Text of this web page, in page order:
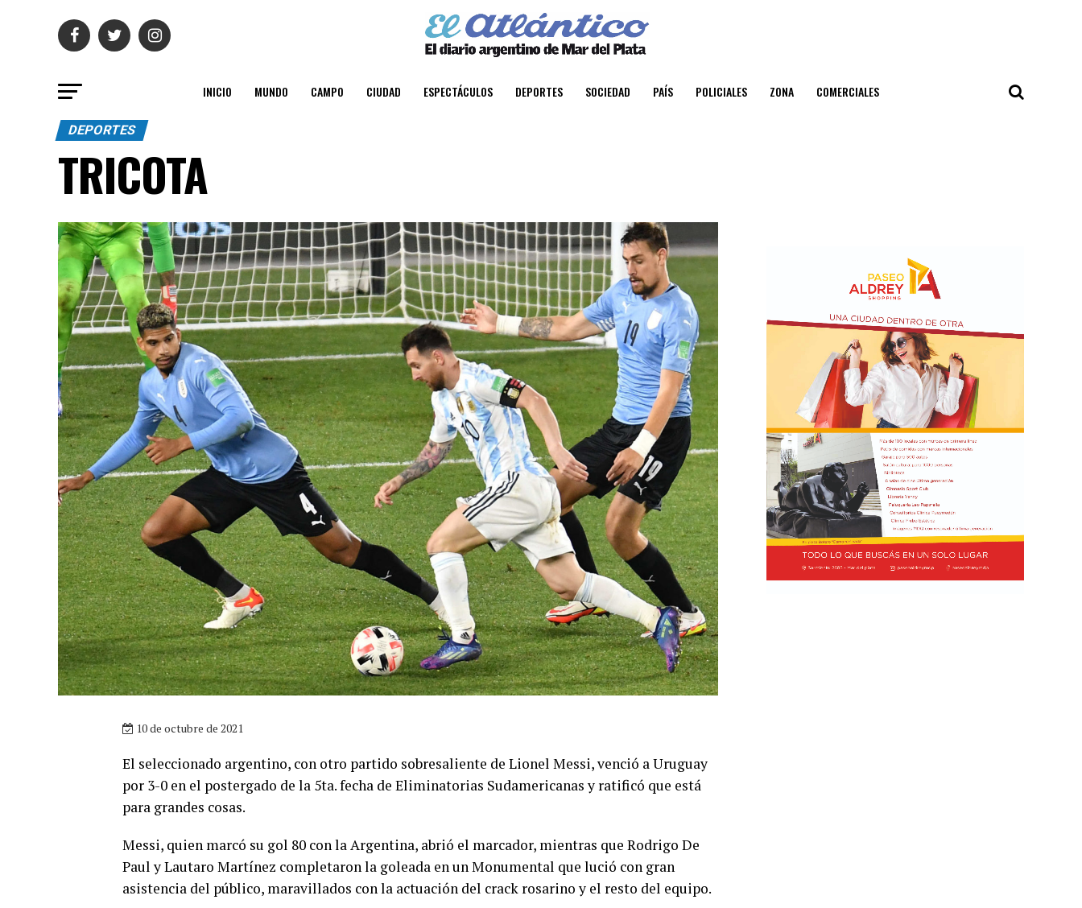
INICIO MUNDO CAMPO CIUDAD ESPECTÁCULOS DEPORTES SOCIEDAD PAÍS POLICIALES ZONA COMERCIALES
DEPORTES
TRICOTA
10 de octubre de 2021
El seleccionado argentino, con otro partido sobresaliente de Lionel Messi, venció a Uruguay
por 3-0 en el postergado de la 5ta. fecha de Eliminatorias Sudamericanas y ratificó que está
para grandes cosas.
Messi, quien marcó su gol 80 con la Argentina, abrió el marcador, mientras que Rodrigo De
Paul y Lautaro Martínez completaron la goleada en un Monumental que lució con gran
asistencia del público, maravillados con la actuación del crack rosarino y el resto del equipo.